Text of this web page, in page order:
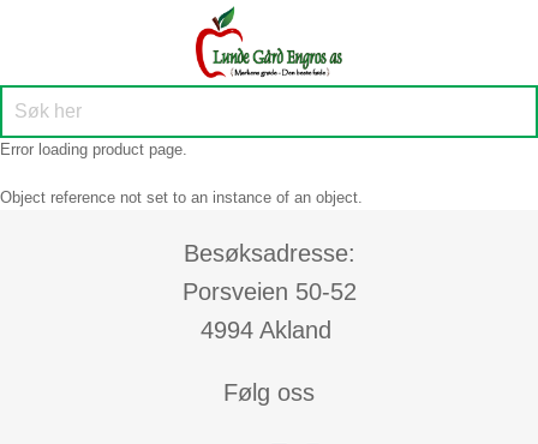
Error loading product page.
Object reference not set to an instance of an object.
Besøksadresse:
Porsveien 50-52
4994 Akland
Følg oss